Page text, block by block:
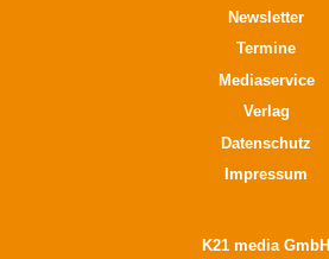
Newsletter
Termine
Mediaservice
Verlag
Datenschutz
Impressum
K21 media GmbH